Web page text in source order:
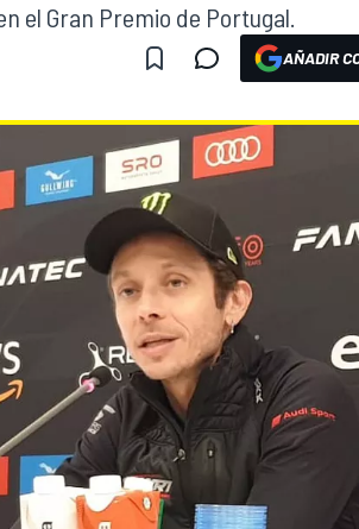
el Gran Premio de Portugal.
AÑADIR